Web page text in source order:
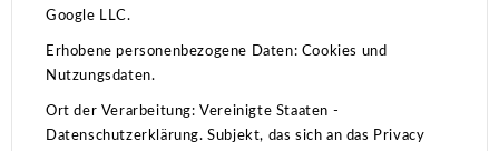
Google LLC.
Erhobene personenbezogene Daten: Cookies und
Nutzungsdaten.
Ort der Verarbeitung: Vereinigte Staaten -
Datenschutzerklärung.Subjekt, das sich an das Privacy